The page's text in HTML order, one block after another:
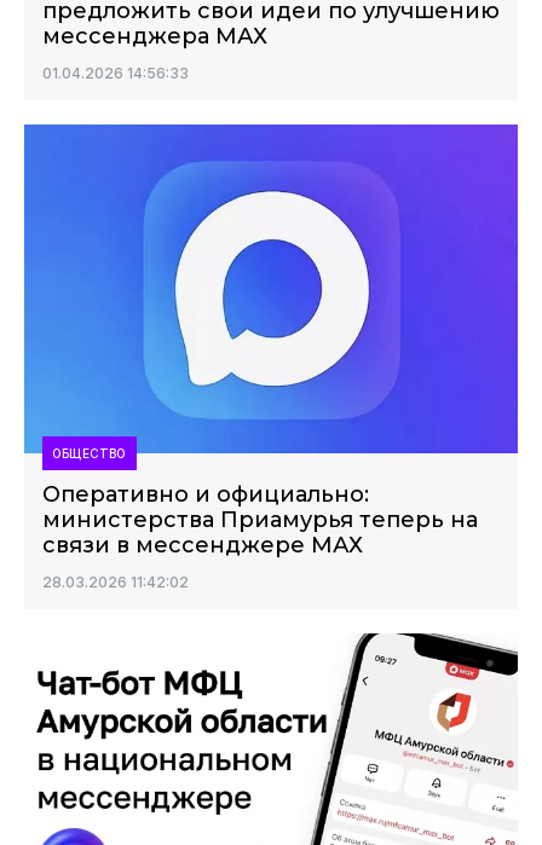
предложить свои идеи по улучшению
мессенджера МАХ
01.04.2026 14:56:33
ОБЩЕСТВО
Оперативно и официально:
министерства Приамурья теперь на
связи в мессенджере МАХ
28.03.2026 11:42:02